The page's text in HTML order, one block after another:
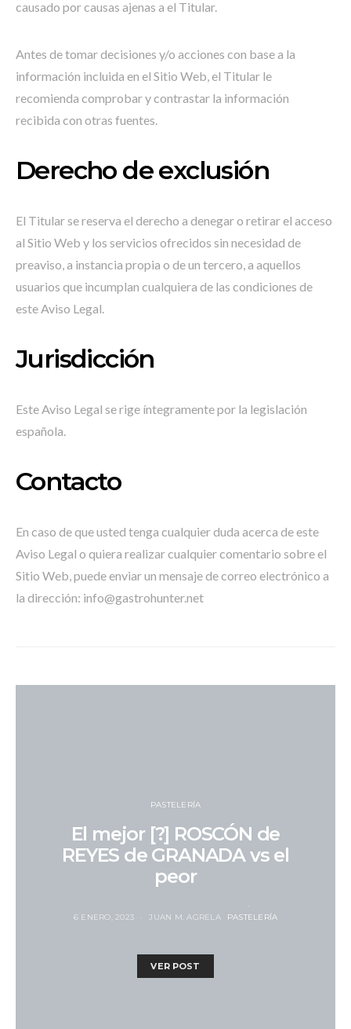
causado por causas ajenas a el Titular.
Antes de tomar decisiones y/o acciones con base a la
información incluida en el Sitio Web, el Titular le
recomienda comprobar y contrastar la información
recibida con otras fuentes.
Derecho de exclusión
El Titular se reserva el derecho a denegar o retirar el acceso
al Sitio Web y los servicios ofrecidos sin necesidad de
preaviso, a instancia propia o de un tercero, a aquellos
usuarios que incumplan cualquiera de las condiciones de
este Aviso Legal.
Jurisdicción
Este Aviso Legal se rige íntegramente por la legislación
española.
Contacto
En caso de que usted tenga cualquier duda acerca de este
Aviso Legal o quiera realizar cualquier comentario sobre el
Sitio Web, puede enviar un mensaje de correo electrónico a
la dirección: info@gastrohunter.net
PASTELERÍA
El mejor [?] ROSCÓN de
REYES de GRANADA vs el
peor
6 ENERO, 2023 JUAN M. AGRELA PASTELERÍA
VER POST